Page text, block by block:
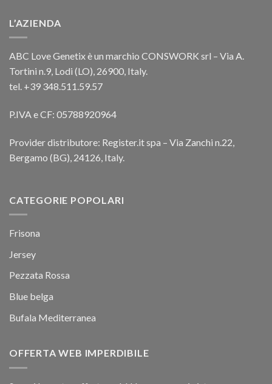
L’AZIENDA
ABC Love Genetix è un marchio CONSWORK srl – Via A.
Tortini n.9, Lodi (LO), 26900, Italy.
tel. +39 348.511.59.57
P.IVA e CF: 05788920964
Provider distributore: Register.it spa – Via Zanchi n.22,
Bergamo (BG), 24126, Italy.
CATEGORIE POPOLARI
Frisona
Jersey
Pezzata Rossa
Blue belga
Bufala Mediterranea
OFFERTA WEB IMPERDIBILE